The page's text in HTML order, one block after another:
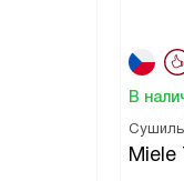
В
Miele